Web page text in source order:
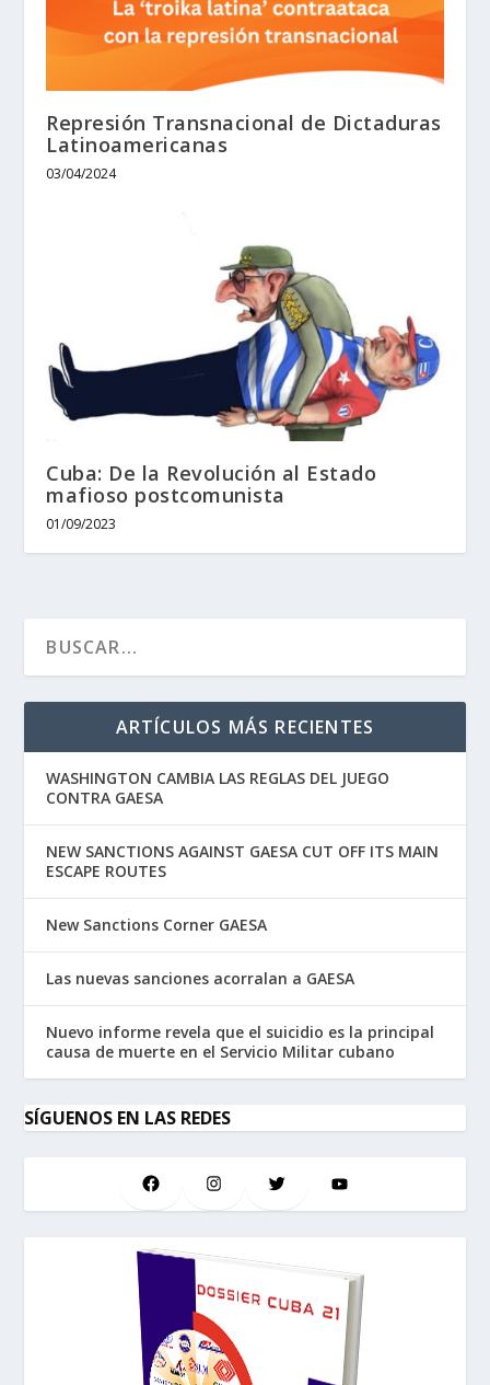
Represión Transnacional de Dictaduras
Latinoamericanas
03/04/2024
Cuba: De la Revolución al Estado
mafioso postcomunista
01/09/2023
ARTÍCULOS MÁS RECIENTES
WASHINGTON CAMBIA LAS REGLAS DEL JUEGO
CONTRA GAESA
NEW SANCTIONS AGAINST GAESA CUT OFF ITS MAIN
ESCAPE ROUTES
New Sanctions Corner GAESA
Las nuevas sanciones acorralan a GAESA
Nuevo informe revela que el suicidio es la principal
causa de muerte en el Servicio Militar cubano
SÍGUENOS EN LAS REDES